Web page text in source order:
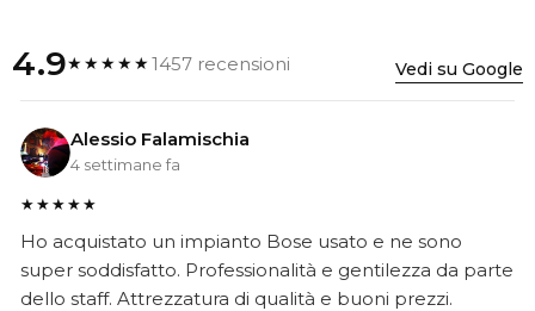
4.9★★★★★1457 recensioni Vedi su Google
Alessio Falamischia
4 settimane fa
★★★★★
Ho acquistato un impianto Bose usato e ne sono
super soddisfatto. Professionalità e gentilezza da parte
dello staff. Attrezzatura di qualità e buoni prezzi.